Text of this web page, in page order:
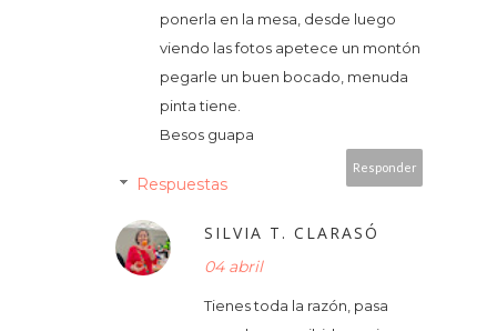
ponerla en la mesa, desde luego
viendo las fotos apetece un montón
pegarle un buen bocado, menuda
pinta tiene.
Besos guapa
Responder
Respuestas
SILVIA T. CLARASÓ
04 abril
Tienes toda la razón, pasa